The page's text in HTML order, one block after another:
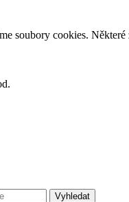
soubory cookies.
Vyhledat